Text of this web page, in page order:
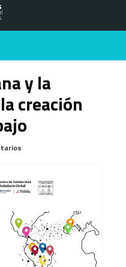
y la
creación